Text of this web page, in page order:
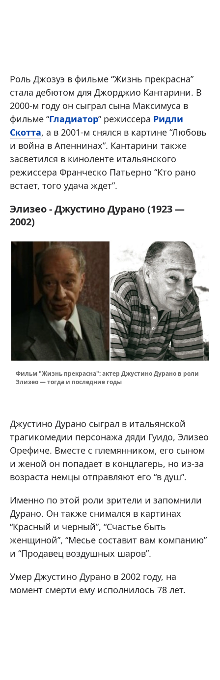
Роль Джозуэ в фильме “Жизнь прекрасна”
стала дебютом для Джорджио Кантарини. В
2000-м году он сыграл сына Максимуса в
фильме “Гладиатор” режиссера Ридли
Скотта, а в 2001-м снялся в картине “Любовь
и война в Апеннинах”. Кантарини также
засветился в киноленте итальянского
режиссера Франческо Патьерно “Кто рано
встает, того удача ждет”.
Элизео - Джустино Дурано (1923 —
2002)
Фильм "Жизнь прекрасна": актер Джустино Дурано в роли
Элизео — тогда и последние годы
Джустино Дурано сыграл в итальянской
трагикомедии персонажа дяди Гуидо, Элизео
Орефиче. Вместе с племянником, его сыном
и женой он попадает в концлагерь, но из-за
возраста немцы отправляют его “в душ”.
Именно по этой роли зрители и запомнили
Дурано. Он также снимался в картинах
“Красный и черный”, “Счастье быть
женщиной”, “Месье составит вам компанию”
и “Продавец воздушных шаров”.
Умер Джустино Дурано в 2002 году, на
момент смерти ему исполнилось 78 лет.